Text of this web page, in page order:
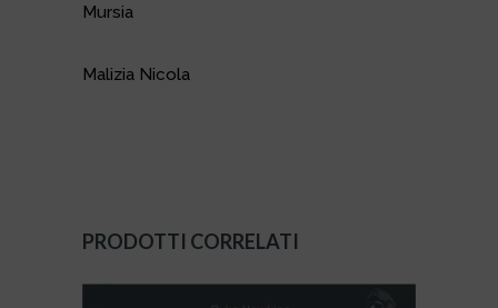
Mursia
Malizia Nicola
PRODOTTI CORRELATI